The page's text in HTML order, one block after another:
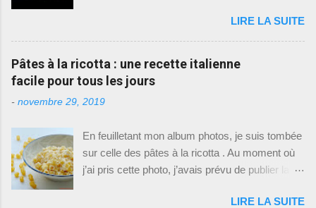
t
i
r
e
maison, quand ses horaires de travail (travail
qui n'est pas pizzaïolo) le lui permettent . Si
vous me suivez régulièrement, vous aurez
remarqué qu'il aime cuisiner, donc je lui laisse
un peu de place sur ce blog familial . Pour
cette recette, on a mis les mains à la pâte
rare car je ne suis absolument pas partageuse
en cuisine: ou c'est moi, ou c'est lui. Cette
recette est donc celle que mon italien a appris,
LIRE LA SUITE
Pâtes à la ricotta : une recette italienne
facile pour tous les jours
- novembre 29, 2019
En feuilletant mon album photos, je suis tombée
sur celle des pâtes à la ricotta . Au moment où
j’ai pris cette photo, j’avais prévu de publier la
conclu que ça ne valait pas vraiment la peine.
LIRE LA SUITE